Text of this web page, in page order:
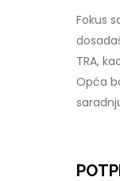
Fokus
TRA,
Opća